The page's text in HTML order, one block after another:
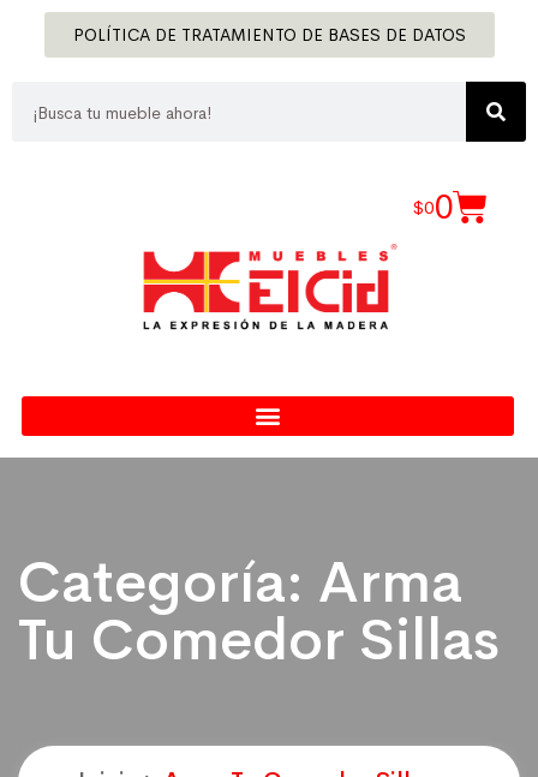
POLÍTICA DE TRATAMIENTO DE BASES DE DATOS
$00
Categoría: Arma
Tu Comedor Sillas